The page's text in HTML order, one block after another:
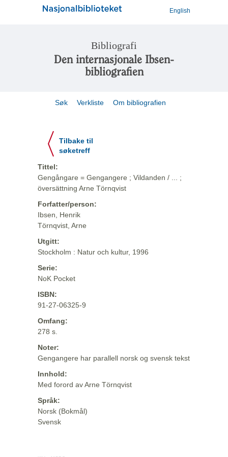
English
Bibliografi
Den internasjonale Ibsen-
bibliografien
Søk Verkliste Om bibliografien
Tilbake til
søketreff
Tittel:
Gengångare = Gengangere ; Vildanden / ... ;
översättning Arne Törnqvist
Forfatter/person:
Ibsen, Henrik
Törnqvist, Arne
Utgitt:
Stockholm : Natur och kultur, 1996
Serie:
NoK Pocket
ISBN:
91-27-06325-9
Omfang:
278 s.
Noter:
Gengangere har parallell norsk og svensk tekst
Innhold:
Med forord av Arne Törnqvist
Språk:
Norsk (Bokmål)
Svensk